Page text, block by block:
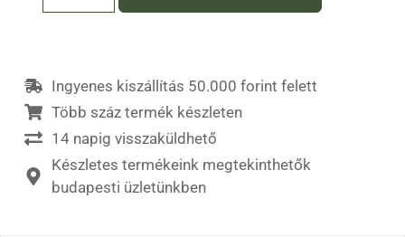
Ingyenes kiszállítás 50.000 forint felett
Több száz termék készleten
14 napig visszaküldhető
Készletes termékeink megtekinthetők
budapesti üzletünkben